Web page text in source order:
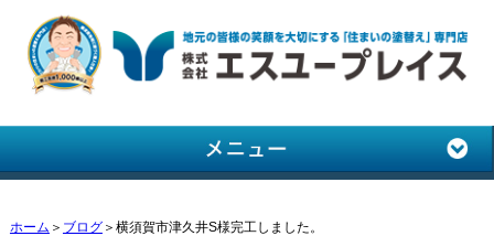
ホーム ＞ ブログ＞横須賀市津久井S様完工しました。